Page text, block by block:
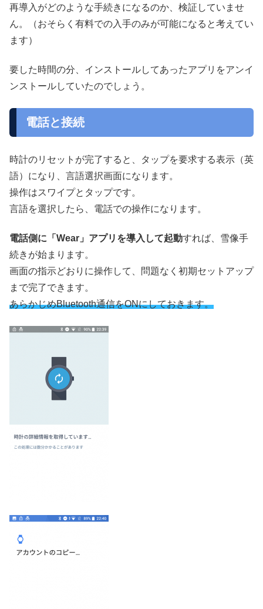
再導入がどのような手続きになるのか、検証していませ
ん。（おそらく有料での入手のみが可能になると考えてい
ます）
要した時間の分、インストールしてあったアプリをアンイ
ンストールしていたのでしょう。
電話と接続
時計のリセットが完了すると、タップを要求する表示（英
語）になり、言語選択画面になります。
操作はスワイプとタップです。
言語を選択したら、電話での操作になります。
電話側に「Wear」アプリを導入して起動すれば、雪像手
続きが始まります。
画面の指示どおりに操作して、問題なく初期セットアップ
まで完了できます。
あらかじめBluetooth通信をONにしておきます。